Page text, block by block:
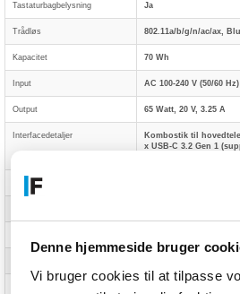
Denne hjemmeside bruger
Vi bruger cookies til at tilpasse
Tastaturbagbelysning Ja
Trådløs 802.11a/b/g/n/ac/ax,
Kapacitet 70 Wh
Input AC 100-240 V (50/60 Hz)
Output 65 Watt, 20 V, 3.25 A
Interfacedetaljer
Kombostik til
x USB-C 3.2 Gen 1
Microsoft Copilot